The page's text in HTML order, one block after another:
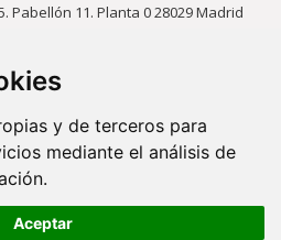
y de terceros para
mediante el análisis de
Aceptar
Pabellón 11. Planta 0 28029 Madrid
de Privacidad
seguridad